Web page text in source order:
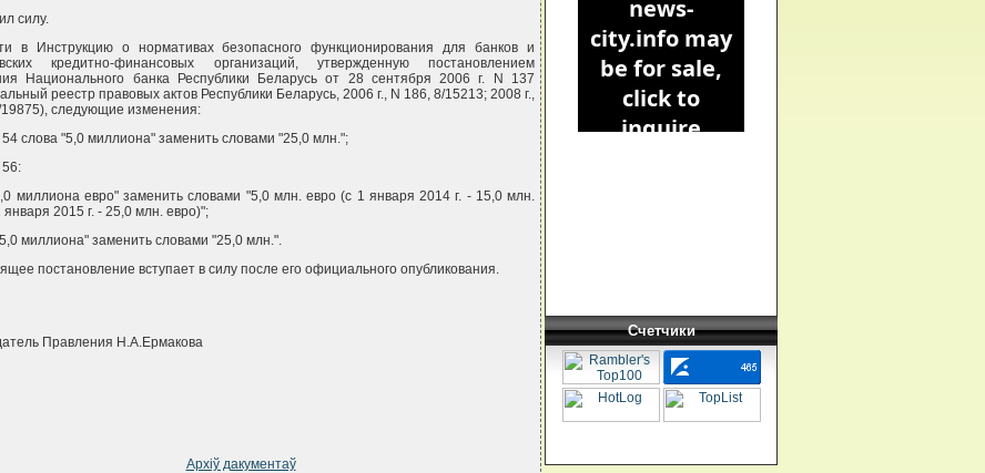
силу.
в Инструкцию о нормативах безопасного функционирования для банков и
кредитно-финансовых организаций, утвержденную постановлением
Национального банка Республики Беларусь от 28 сентября 2006 г. N 137
реестр правовых актов Республики Беларусь, 2006 г., N 186, 8/15213; 2008 г.,
19875), следующие изменения:
54 слова "5,0 миллиона" заменить словами "25,0 млн.";
56:
миллиона евро" заменить словами "5,0 млн. евро (с 1 января 2014 г. - 15,0 млн.
января 2015 г. - 25,0 млн. евро)";
миллиона" заменить словами "25,0 млн.".
постановление вступает в силу после его официального опубликования.
Правления Н.А.Ермакова
Архіў дакументаў
Счетчики